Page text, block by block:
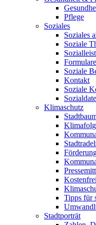
Pflege
Soziales
Soziales
Soziale
Formulare
Soziale
Kontakt
Soziale
Klimaschutz
Tipps für
Stadtporträt